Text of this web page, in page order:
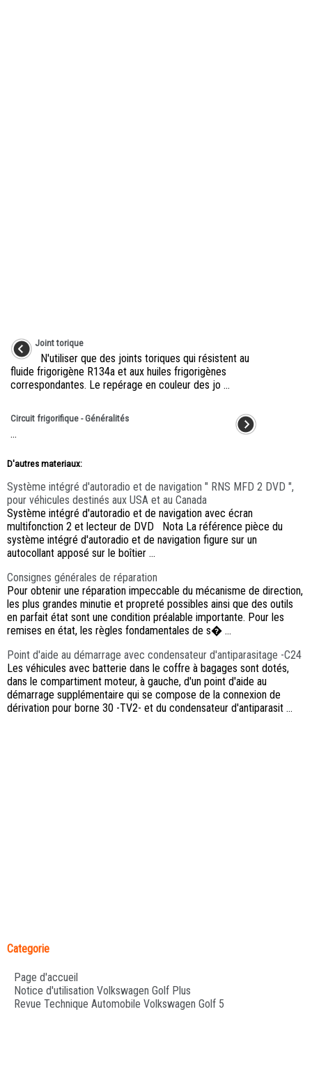
Joint torique
N'utiliser que des joints toriques qui résistent au
fluide frigorigène R134a et aux huiles frigorigènes
correspondantes. Le repérage en couleur des jo ...
Circuit frigorifique - Généralités
...
D'autres materiaux:
Système intégré d'autoradio et de navigation " RNS MFD 2 DVD ",
pour véhicules destinés aux USA et au Canada
Système intégré d'autoradio et de navigation avec écran
multifonction 2 et lecteur de DVD Nota La référence pièce du
système intégré d'autoradio et de navigation figure sur un
autocollant apposé sur le boîtier ...
Consignes générales de réparation
Pour obtenir une réparation impeccable du mécanisme de direction,
les plus grandes minutie et propreté possibles ainsi que des outils
en parfait état sont une condition préalable importante. Pour les
remises en état, les règles fondamentales de s� ...
Point d'aide au démarrage avec condensateur d'antiparasitage -C24
Les véhicules avec batterie dans le coffre à bagages sont dotés,
dans le compartiment moteur, à gauche, d'un point d'aide au
démarrage supplémentaire qui se compose de la connexion de
dérivation pour borne 30 -TV2- et du condensateur d'antiparasit ...
Categorie
Page d'accueil
Notice d'utilisation Volkswagen Golf Plus
Revue Technique Automobile Volkswagen Golf 5